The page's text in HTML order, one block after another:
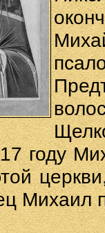
году
Михаил